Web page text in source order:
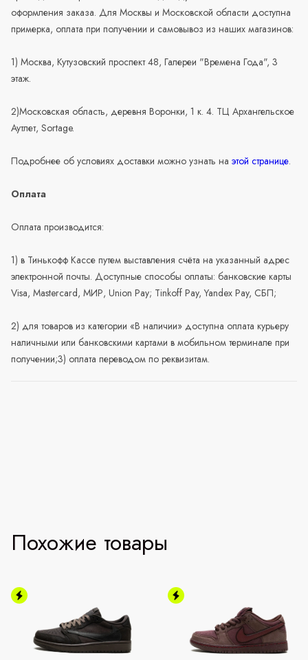
оформления заказа. Для Москвы и Московской области доступна
примерка, оплата при получении и самовывоз из наших магазинов:
1) Москва, Кутузовский проспект 48, Галереи "Времена Года", 3
этаж.
2)Московская область, деревня Воронки, 1 к. 4. ТЦ Архангельское
Аутлет, Sortage.
Подробнее об условиях доставки можно узнать на этой странице.
Оплата
Оплата производится:
1) в Тинькофф Кассе путем выставления счёта на указанный адрес
электронной почты. Доступные способы оплаты: банковские карты
Visa, Mastercard, МИР, Union Pay; Tinkoff Pay, Yandex Pay, СБП;
2) для товаров из категории «В наличии» доступна оплата курьеру
наличными или банковскими картами в мобильном терминале при
получении;3) оплата переводом по реквизитам.
Похожие товары